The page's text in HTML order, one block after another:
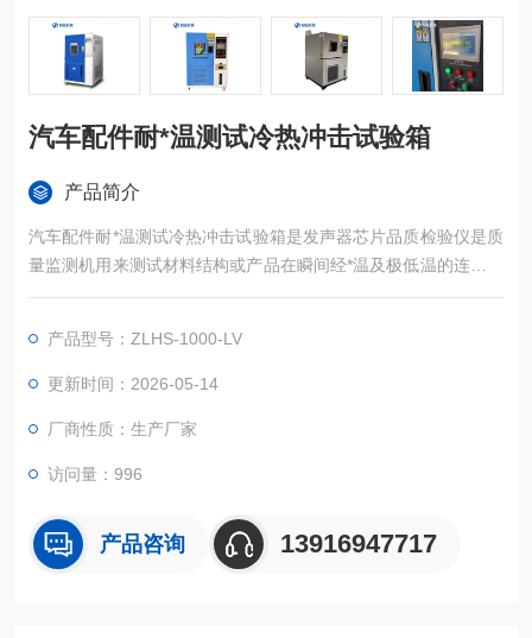
汽车配件耐*温测试冷热冲击试验箱
产品简介
汽车配件耐*温测试冷热冲击试验箱是发声器芯片品质检验仪是质
量监测机用来测试材料结构或产品在瞬间经*温及极低温的连续环
境下所能忍受的程度，籍以在短时间内试验其热胀冷缩所引起的
胶、电子......等材料，可作为产品改进的依据或参考
产品型号：ZLHS-1000-LV
更新时间：2026-05-14
厂商性质：生产厂家
访问量：996
产品咨询 13916947717